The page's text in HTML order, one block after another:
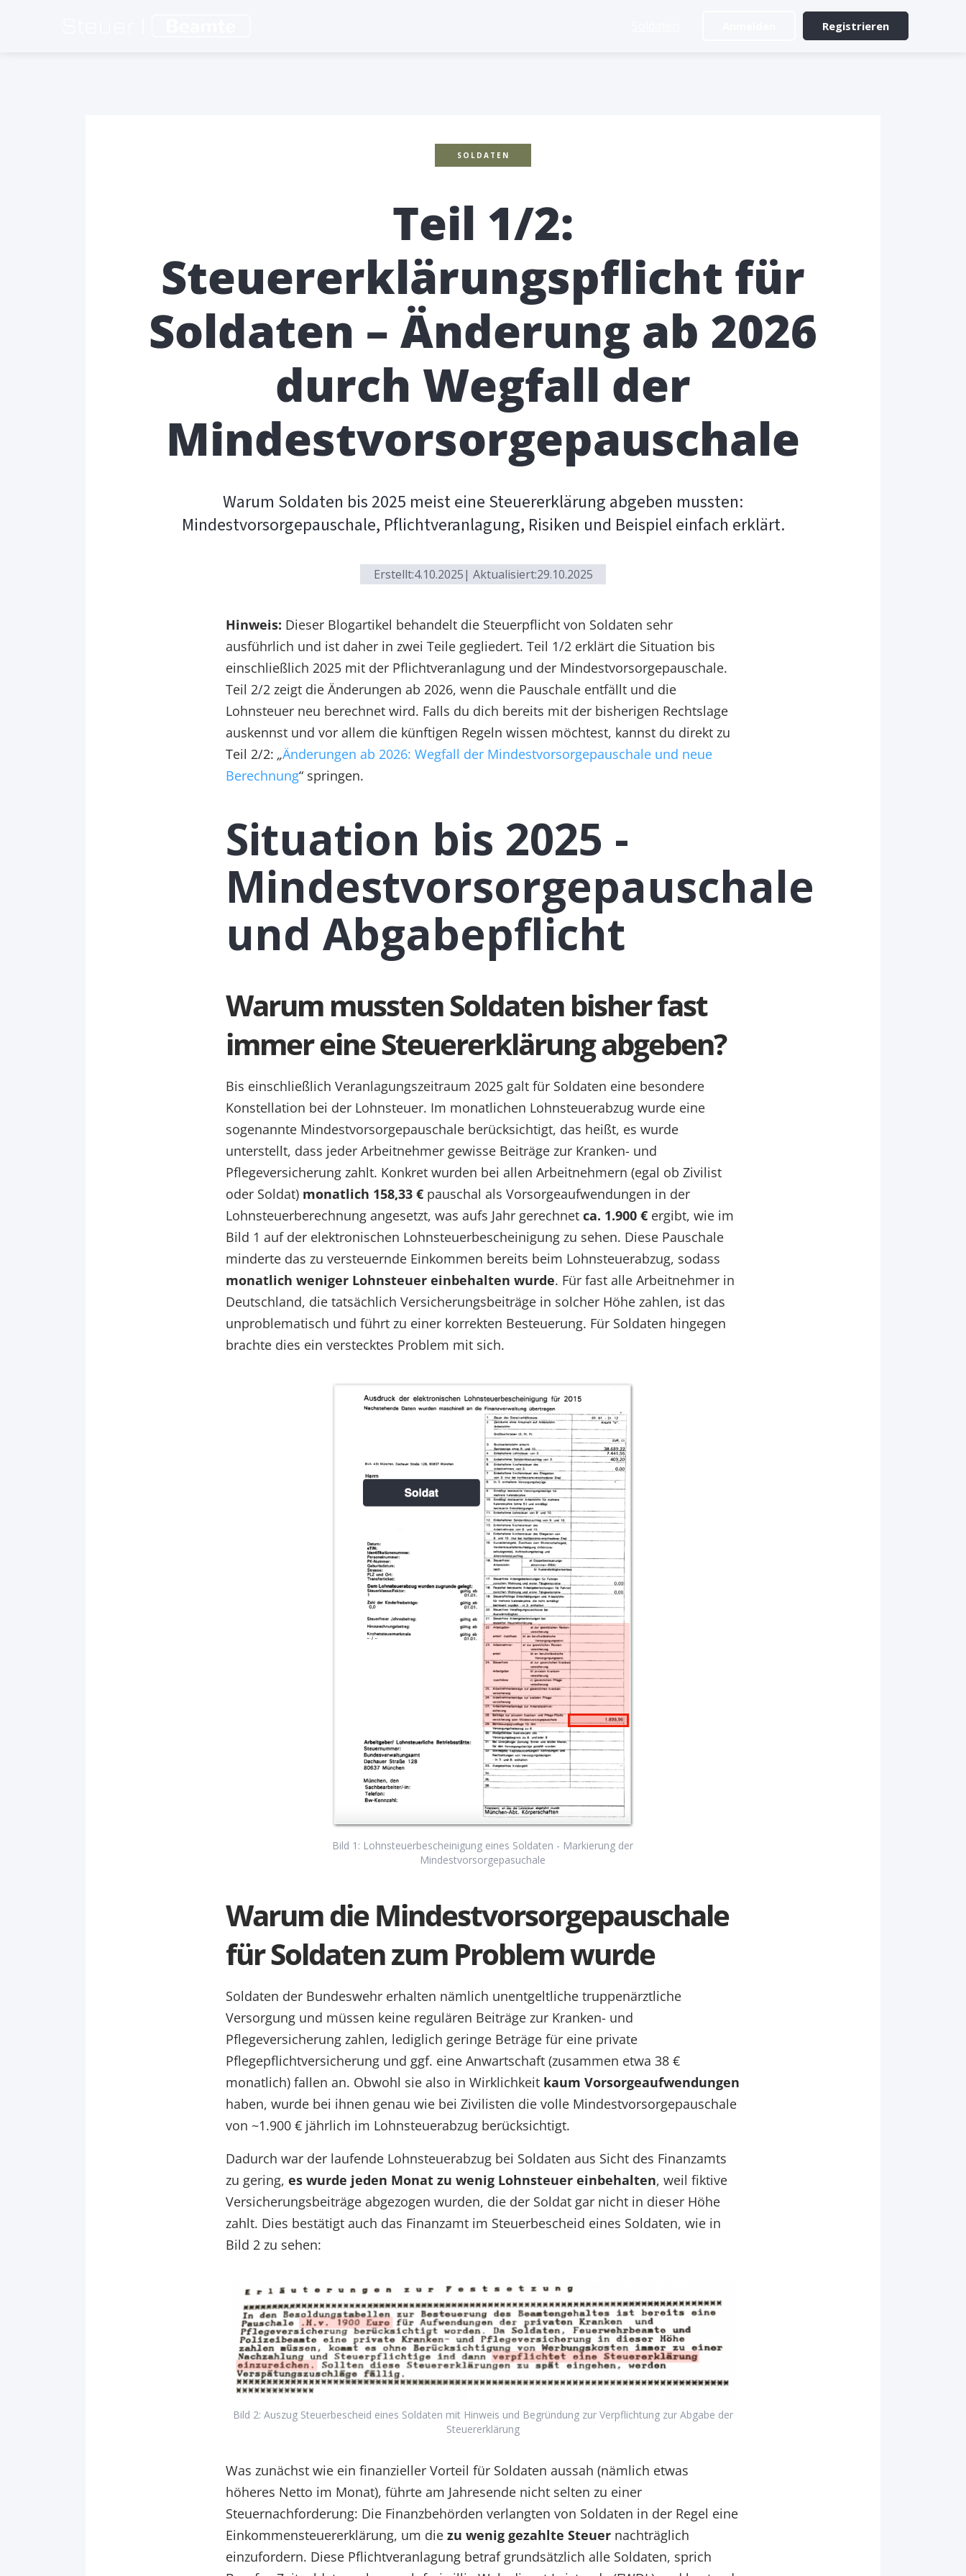
Registrieren
SOLDATEN
Teil 1/2:
Steuererklärungspflicht für
Soldaten – Änderung ab 2026
durch Wegfall der
Mindestvorsorgepauschale
Warum Soldaten bis 2025 meist eine Steuererklärung abgeben mussten:
Mindestvorsorgepauschale, Pflichtveranlagung, Risiken und Beispiel einfach erklärt.
Erstellt:4.10.2025| Aktualisiert:29.10.2025
Hinweis: Dieser Blogartikel behandelt die Steuerpflicht von Soldaten sehr
ausführlich und ist daher in zwei Teile gegliedert. Teil 1/2 erklärt die Situation bis
einschließlich 2025 mit der Pflichtveranlagung und der Mindestvorsorgepauschale.
Teil 2/2 zeigt die Änderungen ab 2026, wenn die Pauschale entfällt und die
Lohnsteuer neu berechnet wird. Falls du dich bereits mit der bisherigen Rechtslage
auskennst und vor allem die künftigen Regeln wissen möchtest, kannst du direkt zu
Teil 2/2:„Änderungen ab 2026: Wegfall der Mindestvorsorgepauschale und neue
Berechnung“ springen.
Situation bis 2025 -
Mindestvorsorgepauschale
und Abgabepflicht
Warum mussten Soldaten bisher fast
immer eine Steuererklärung abgeben?
Bis einschließlich Veranlagungszeitraum 2025 galt für Soldaten eine besondere
Konstellation bei der Lohnsteuer. Im monatlichen Lohnsteuerabzug wurde eine
sogenannte Mindestvorsorgepauschale berücksichtigt, das heißt, es wurde
unterstellt, dass jeder Arbeitnehmer gewisse Beiträge zur Kranken- und
Pflegeversicherung zahlt. Konkret wurden bei allen Arbeitnehmern (egal ob Zivilist
oder Soldat) monatlich 158,33 € pauschal als Vorsorgeaufwendungen in der
Lohnsteuerberechnung angesetzt, was aufs Jahr gerechnetca. 1.900 € ergibt, wie im
Bild 1 auf der elektronischen Lohnsteuerbescheinigung zu sehen. Diese Pauschale
minderte das zu versteuernde Einkommen bereits beim Lohnsteuerabzug, sodass
monatlich weniger Lohnsteuer einbehalten wurde. Für fast alle Arbeitnehmer in
Deutschland, die tatsächlich Versicherungsbeiträge in solcher Höhe zahlen, ist das
unproblematisch und führt zu einer korrekten Besteuerung. Für Soldaten hingegen
brachte dies ein verstecktes Problem mit sich.
Bild 1: Lohnsteuerbescheinigung eines Soldaten - Markierung der
Mindestvorsorgepasuchale
Warum die Mindestvorsorgepauschale
für Soldaten zum Problem wurde
Soldaten der Bundeswehr erhalten nämlich unentgeltliche truppenärztliche
Versorgung und müssen keine regulären Beiträge zur Kranken- und
Pflegeversicherung zahlen, lediglich geringe Beträge für eine private
Pflegepflichtversicherung und ggf. eine Anwartschaft (zusammen etwa 38 €
monatlich) fallen an. Obwohl sie also in Wirklichkeit kaum Vorsorgeaufwendungen
haben, wurde bei ihnen genau wie bei Zivilisten die volle Mindestvorsorgepauschale
von ~1.900 € jährlich im Lohnsteuerabzug berücksichtigt.
Dadurch war der laufende Lohnsteuerabzug bei Soldaten aus Sicht des Finanzamts
zu gering,es wurde jeden Monat zu wenig Lohnsteuer einbehalten, weil fiktive
Versicherungsbeiträge abgezogen wurden, die der Soldat gar nicht in dieser Höhe
zahlt. Dies bestätigt auch das Finanzamt im Steuerbescheid eines Soldaten, wie in
Bild 2 zu sehen:
Bild 2: Auszug Steuerbescheid eines Soldaten mit Hinweis und Begründung zur Verpflichtung zur Abgabe der
Steuererklärung
Was zunächst wie ein finanzieller Vorteil für Soldaten aussah (nämlich etwas
höheres Netto im Monat), führte am Jahresende nicht selten zu einer
Steuernachforderung: Die Finanzbehörden verlangten von Soldaten in der Regel eine
Einkommensteuererklärung, um diezu wenig gezahlte Steuer nachträglich
einzufordern. Diese Pflichtveranlagung betraf grundsätzlich alle Soldaten, sprich